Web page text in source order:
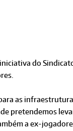
do
as
pretendemos
a ex-